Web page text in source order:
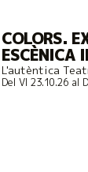
COLORS.
ESCÈNICA
L'autèntica
Del VI 23.10.26al